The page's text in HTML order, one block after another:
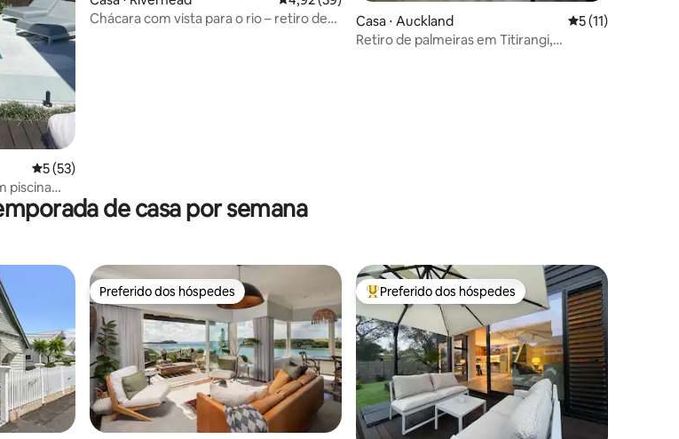
5 de uma avaliação média de 5, 53 avaliações
5 (53)
piscina
Chácara com vista para o rio – retiro de
Casa ⋅ Auckland 5 de uma
5 (11)
Retiro de palmeiras em Titirangi,
de casa por semana
Preferido dos hóspedes
Preferido dos hóspedes Entre os melhores preferidos dos hóspedes
Preferido dos hóspedes